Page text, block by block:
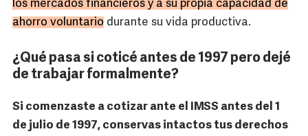
los mercados financieros y a su propia capacidad de
ahorro voluntario durante su vida productiva.
¿Qué pasa si coticé antes de 1997 pero dejé
de trabajar formalmente?
Si comenzaste a cotizar ante el IMSS antes del 1
de julio de 1997, conservas intactos tus derechos